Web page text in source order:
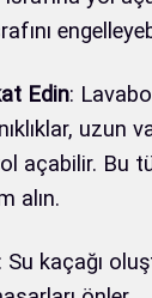
Edin:
uzun
açabilir. Bu
alın.
Su kaçağı